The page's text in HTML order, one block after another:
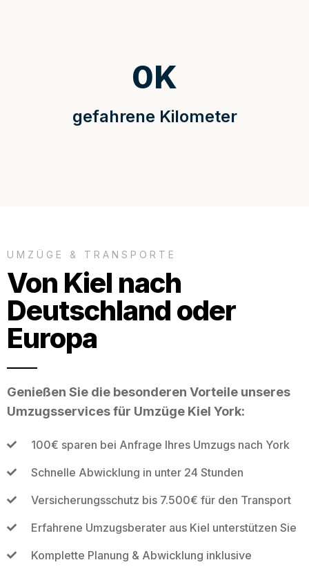
gefahrene Kilometer
0K
UMZÜGE & TRANSPORTE
Von Kiel nach
Deutschland oder
Europa
Genießen Sie die besonderen Vorteile unseres
Umzugsservices für Umzüge Kiel York:
100€ sparen bei Anfrage Ihres Umzugs nach York
Schnelle Abwicklung in unter 24 Stunden
Versicherungsschutz bis 7.500€ für den Transport
Erfahrene Umzugsberater aus Kiel unterstützen Sie
Komplette Planung & Abwicklung inklusive